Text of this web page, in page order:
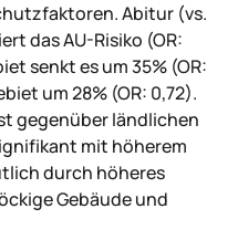
Abitur (vs.
das AU-Risiko (OR:
senkt es um 35% (OR:
um 28% (OR: 0,72).
gegenüber ländlichen
mit höherem
durch höheres
Gebäude und